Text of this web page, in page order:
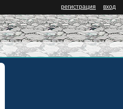
вход
регистрация